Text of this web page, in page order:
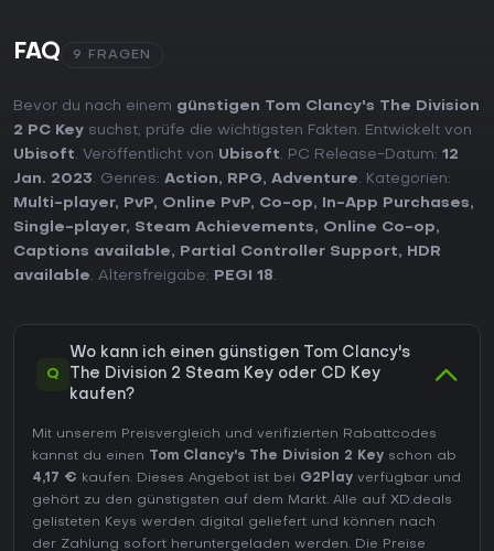
FAQ 9 FRAGEN
Bevor du nach einem günstigen Tom Clancy's The Division
2 PC Key suchst, prüfe die wichtigsten Fakten. Entwickelt von
Ubisoft. Veröffentlicht von Ubisoft. PC Release-Datum: 12
Jan. 2023. Genres: Action, RPG, Adventure. Kategorien:
Multi-player, PvP, Online PvP, Co-op, In-App Purchases,
Single-player, Steam Achievements, Online Co-op,
Captions available, Partial Controller Support,
HDR
available. Altersfreigabe: PEGI 18.
Q
Wo kann ich einen günstigen Tom Clancy's
The Division 2 Steam Key oder CD Key
kaufen?
Mit unserem Preisvergleich und verifizierten Rabattcodes
kannst du einen
Tom Clancy's The Division 2 Key schon ab
4,17 € kaufen. Dieses Angebot ist bei G2Play verfügbar und
gehört zu den günstigsten auf dem Markt. Alle auf XD.deals
gelisteten Keys werden digital geliefert und können nach
der Zahlung sofort heruntergeladen werden. Die Preise